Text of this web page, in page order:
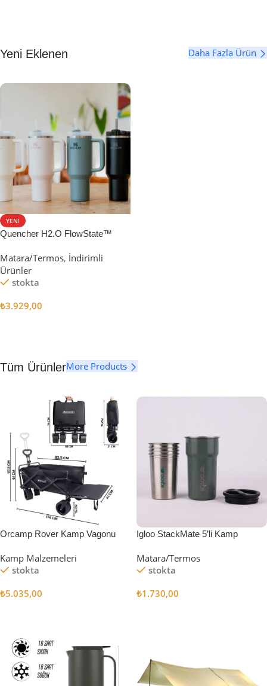
Yeni Eklenen Daha Fazla Ürün
YENI
Quencher H2.O FlowState™
Matara/Termos, İndirimli
Ürünler
stokta
₺3.929,00
Tüm ÜrünlerMore Products
Orcamp Rover Kamp Vagonu
Kamp Malzemeleri
stokta
₺5.035,00
Igloo StackMate 5’li Kamp
Matara/Termos
stokta
₺1.730,00